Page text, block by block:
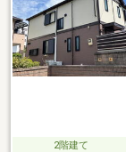
2階建て